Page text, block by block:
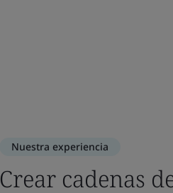
Nuestra experiencia
Crear cadenas